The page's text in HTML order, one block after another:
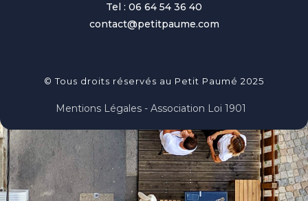
Tel : 06 64 54 36 40
contact@petitpaume.com
© Tous droits réservés au Petit Paumé 2025
Mentions Légales - Association Loi 1901